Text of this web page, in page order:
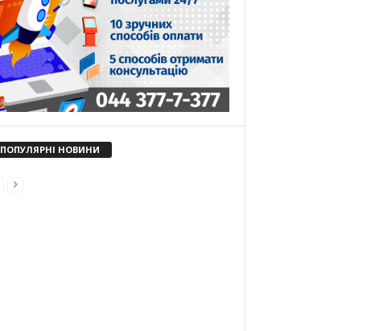
ПОПУЛЯРНІ НОВИНИ